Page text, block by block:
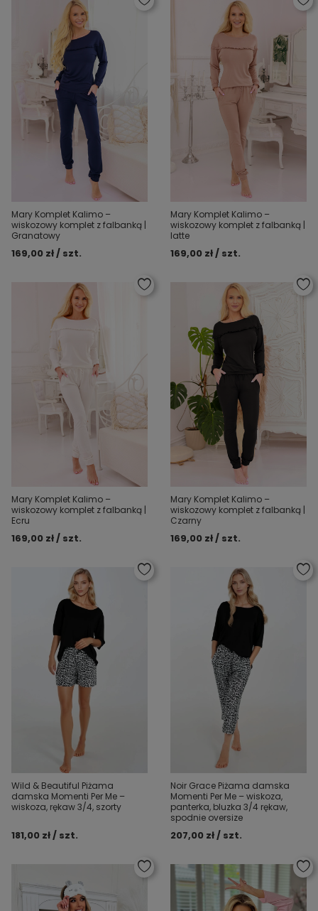
Mary Komplet Kalimo –
wiskozowy komplet z falbanką |
Granatowy
169,00 zł / szt.
Mary Komplet Kalimo –
wiskozowy komplet z falbanką |
latte
169,00 zł / szt.
Mary Komplet Kalimo –
wiskozowy komplet z falbanką |
Ecru
169,00 zł / szt.
Mary Komplet Kalimo –
wiskozowy komplet z falbanką |
Czarny
169,00 zł / szt.
Wild & Beautiful Piżama
damska Momenti Per Me –
wiskoza, rękaw 3/4, szorty
181,00 zł / szt.
Noir Grace Piżama damska
Momenti Per Me – wiskoza,
panterka, bluzka 3/4 rękaw,
spodnie oversize
207,00 zł / szt.